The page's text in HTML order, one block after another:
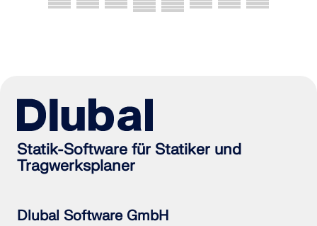
Statik-Software für Statiker und
Tragwerksplaner
Dlubal Software GmbH